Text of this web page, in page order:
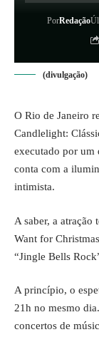
PorRedação
(divulgação)
O Rio de Janeiro
Candlelight:
executado por um
conta com a
intimista.
A saber, a atração
Want for
“Jingle Bells
A princípio, o
21h no mesmo
concertos de